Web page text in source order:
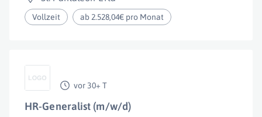
Vollzeit ab 2.528,04€ pro Monat
vor 30+ T
HR-Generalist (m/w/d)